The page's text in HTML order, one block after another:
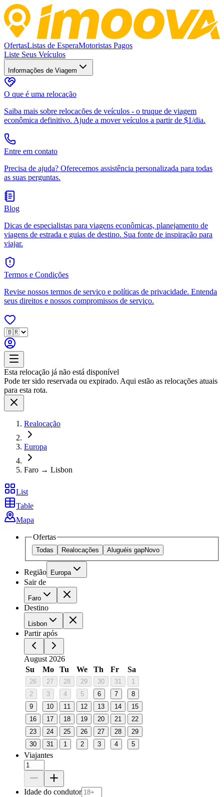
OfertasListas de EsperaMotoristas Pagos
Liste Seus Veículos
Informações de Viagem
O que é uma relocação
Saiba mais sobre relocacões de veículos - o truque de viagem
econômica definitivo. Ajude a mover veículos a partir de $1/dia.
Entre em contato
Precisa de ajuda? Oferecemos assistência personalizada para todas
as suas perguntas.
Blog
Dicas de especialistas para viagens econômicas, planejamento de
viagens de estrada e guias de destino. Sua fonte de inspiração para
viajar.
Termos e Condições
Revise nossos termos de serviço e políticas de privacidade. Entenda
seus direitos e nossos compromissos de serviço.
Esta relocação já não está disponível
Pode ter sido reservada ou expirado. Aqui estão as relocações atuais
para esta rota.
Realocação
Europa
Faro → Lisbon
List
Table
Mapa
Ofertas
Todas Realocações Aluguéis gapNovo
Região Europa
Sair de
Faro
Destino
Lisbon
Partir após
August 2026
Su
Mo Tu We Th Fr Sa
26 27 28 29 30 31
1
2
3 4 5 6 7
8
9
10 11 12 13 14
15
16
17 18 19 20 21
22
23
24 25 26 27 28
29
30
31 1 2 3 4 5
Viajantes
Idade do condutor